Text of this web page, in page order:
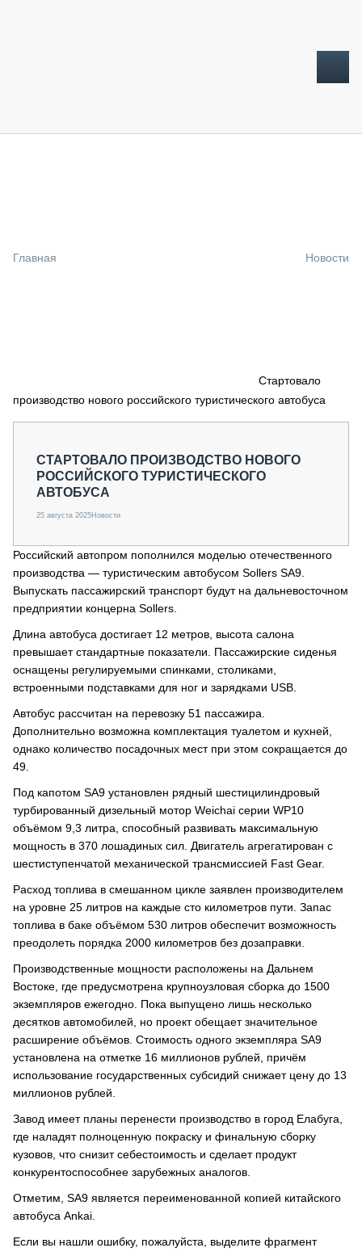
СПЕЦПРОЕКТЫ
О ПРОЕКТЕ
Главная Новости
Стартовало
производство нового российского туристического автобуса
СТАРТОВАЛО ПРОИЗВОДСТВО НОВОГО
РОССИЙСКОГО ТУРИСТИЧЕСКОГО
АВТОБУСА
25 августа 2025Новости
Российский автопром пополнился моделью отечественного
производства — туристическим автобусом Sollers SA9.
Выпускать пассажирский транспорт будут на дальневосточном
предприятии концерна Sollers.
Длина автобуса достигает 12 метров, высота салона
превышает стандартные показатели. Пассажирские сиденья
оснащены регулируемыми спинками, столиками,
встроенными подставками для ног и зарядками USB.
Автобус рассчитан на перевозку 51 пассажира.
Дополнительно возможна комплектация туалетом и кухней,
однако количество посадочных мест при этом сокращается до
49.
Под капотом SA9 установлен рядный шестицилиндровый
турбированный дизельный мотор Weichai серии WP10
объёмом 9,3 литра, способный развивать максимальную
мощность в 370 лошадиных сил. Двигатель агрегатирован с
шестиступенчатой механической трансмиссией Fast Gear.
Расход топлива в смешанном цикле заявлен производителем
на уровне 25 литров на каждые сто километров пути. Запас
топлива в баке объёмом 530 литров обеспечит возможность
преодолеть порядка 2000 километров без дозаправки.
Производственные мощности расположены на Дальнем
Востоке, где предусмотрена крупноузловая сборка до 1500
экземпляров ежегодно. Пока выпущено лишь несколько
десятков автомобилей, но проект обещает значительное
расширение объёмов. Стоимость одного экземпляра SA9
установлена на отметке 16 миллионов рублей, причём
использование государственных субсидий снижает цену до 13
миллионов рублей.
Завод имеет планы перенести производство в город Елабуга,
где наладят полноценную покраску и финальную сборку
кузовов, что снизит себестоимость и сделает продукт
конкурентоспособнее зарубежных аналогов.
Отметим, SA9 является переименованной копией китайского
автобуса Ankai.
Если вы нашли ошибку, пожалуйста, выделите фрагмент